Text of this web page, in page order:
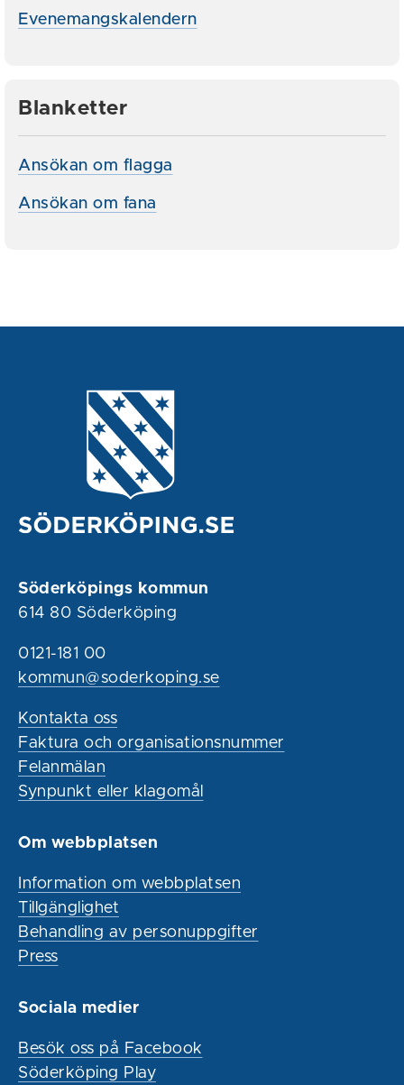
Evenemangskalendern
Blanketter
Ansökan om flagga
Ansökan om fana
Söderköpings kommun
614 80 Söderköping
0121-181 00
kommun@soderkoping.se
Kontakta oss
Faktura och organisationsnummer
Felanmälan
Synpunkt eller klagomål
Om webbplatsen
Information om webbplatsen
Tillgänglighet
Behandling av personuppgifter
Press
Sociala medier
Besök oss på Facebook
Söderköping Play